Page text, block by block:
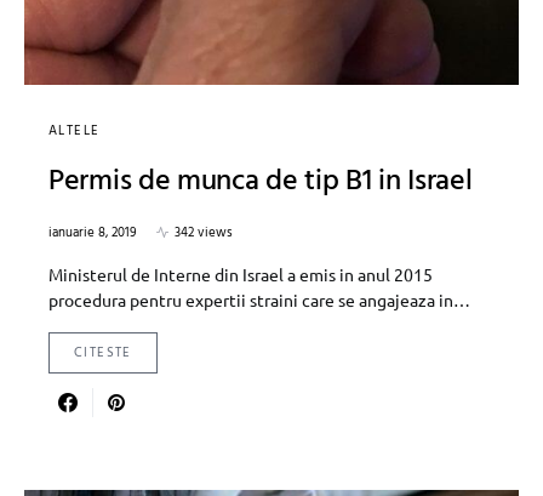
ALTELE
Permis de munca de tip B1 in Israel
ianuarie 8, 2019
342 views
Ministerul de Interne din Israel a emis in anul 2015
procedura pentru expertii straini care se angajeaza in…
CITESTE